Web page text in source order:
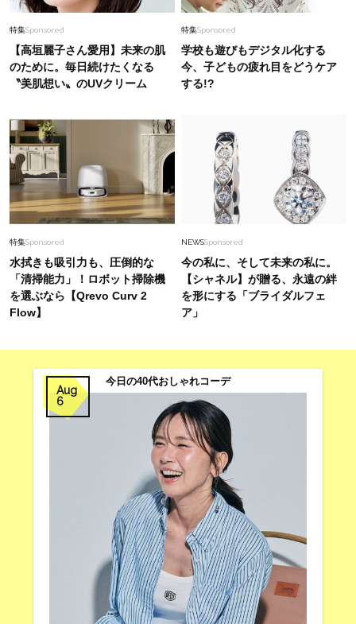
特集Sponsored
【高垣麗子さん愛用】未来の肌
のために。毎日続けたくなる
〝美肌想い〟のUVクリーム
特集Sponsored
学校も遊びもデジタル化する
今、子どもの疲れ目をどうケア
する!?
特集Sponsored
水拭きも吸引力も、圧倒的な
「清掃能力」！ロボット掃除機
を選ぶなら【Qrevo Curv 2
Flow】
NEWSSponsored
今の私に、そして未来の私に。
【シャネル】が贈る、永遠の絆
を形にする「ブライダルフェ
ア」
Aug
6
今日の40代おしゃれコーデ